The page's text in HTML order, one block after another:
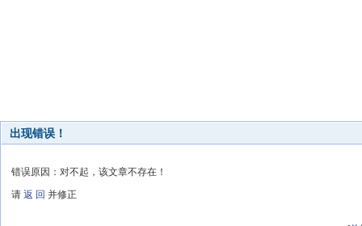
出现错误！
错误原因：对不起，该文章不存在！
请 返 回 并修正